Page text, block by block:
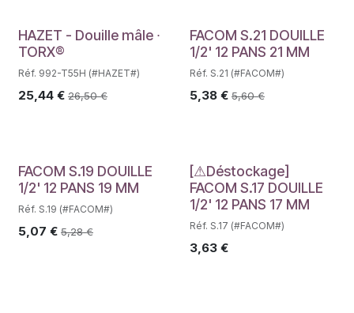
HAZET - Douille mâle ∙
TORX®
Réf. 992-T55H (#HAZET#)
25,44 € 26,50€
FACOM S.21 DOUILLE
1/2' 12 PANS 21 MM
Réf. S.21 (#FACOM#)
5,38€ 5,60€
FACOM S.19 DOUILLE
1/2' 12 PANS 19 MM
Réf. S.19 (#FACOM#)
5,07 € 5,28€
Déstockage
[⚠Déstockage]
FACOM S.17 DOUILLE
1/2' 12 PANS 17 MM
Réf. S.17 (#FACOM#)
3,63€